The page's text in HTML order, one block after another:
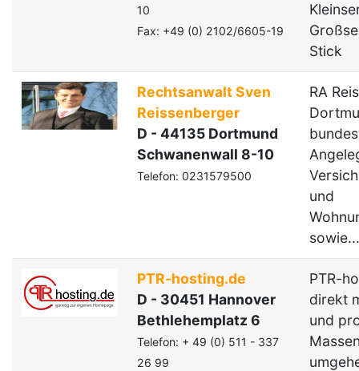
10
Fax: +49 (0) 2102/6605-19
Stick
Rechtsanwalt Sven
Reissenberger
D - 44135 Dortmund
Schwanenwall 8-10
Telefon: 0231579500
RA
und
sowie...
PTR-hosting.de
D - 30451 Hannover
Bethlehemplatz 6
Telefon: + 49 (0) 511 - 337
26 99
PTR-
direkt
und